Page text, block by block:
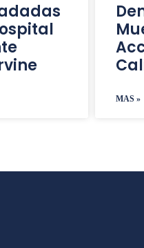
MAS »